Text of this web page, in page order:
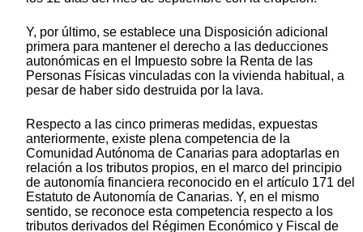
Y, por último, se establece una Disposición adicional
primera para mantener el derecho a las deducciones
autonómicas en el Impuesto sobre la Renta de las
Personas Físicas vinculadas con la vivienda habitual, a
pesar de haber sido destruida por la lava.
Respecto a las cinco primeras medidas, expuestas
anteriormente, existe plena competencia de la
Comunidad Autónoma de Canarias para adoptarlas en
relación a los tributos propios, en el marco del principio
de autonomía financiera reconocido en el artículo 171 del
Estatuto de Autonomía de Canarias. Y, en el mismo
sentido, se reconoce esta competencia respecto a los
tributos derivados del Régimen Económico y Fiscal de